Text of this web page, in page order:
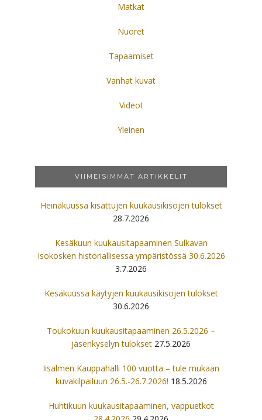
Matkat
Nuoret
Tapaamiset
Vanhat kuvat
Videot
Yleinen
VIIMEISIMMÄT ARTIKKELIT
Heinäkuussa kisattujen kuukausikisojen tulokset
28.7.2026
Kesäkuun kuukausitapaaminen Sulkavan
Isokosken historiallisessa ympäristössä 30.6.2026
3.7.2026
Kesäkuussa käytyjen kuukausikisojen tulokset
30.6.2026
Toukokuun kuukausitapaaminen 26.5.2026 –
jäsenkyselyn tulokset 27.5.2026
Iisalmen Kauppahalli 100 vuotta – tule mukaan
kuvakilpailuun 26.5.-26.7.2026! 18.5.2026
Huhtikuun kuukausitapaaminen, vappuetkot